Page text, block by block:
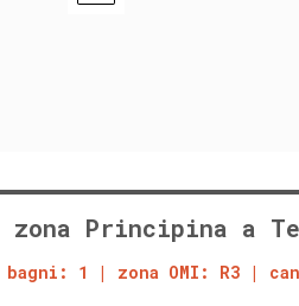
Principina a
bagni: 1 zona OMI: R3